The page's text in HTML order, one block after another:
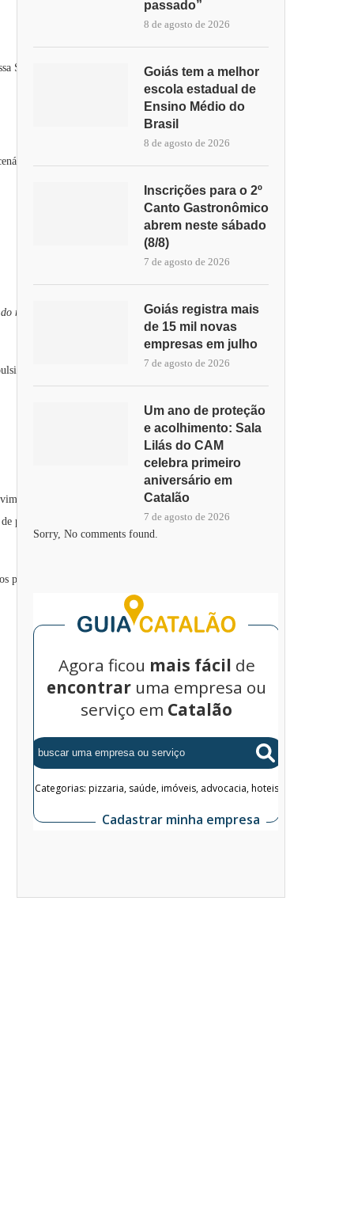
Senhora d”Abadia, tombadas pelo Instituto do Patrimônio
encantador.
município
a economia local. Durante o Carnaval de 2025, a
sustentável de Três Ranchos. Essas ações refletem o
para o desenvolvimento sustentável da cidade,
para fomentar a economia local e melhorar a qualidade de
passado”
8 de agosto de 2026
Goiás tem a melhor
escola estadual de
Ensino Médio do
Brasil
8 de agosto de 2026
Inscrições para o 2º
Canto Gastronômico
abrem neste sábado
(8/8)
7 de agosto de 2026
Goiás registra mais
de 15 mil novas
empresas em julho
7 de agosto de 2026
Um ano de proteção
e acolhimento: Sala
Lilás do CAM
celebra primeiro
aniversário em
Catalão
7 de agosto de 2026
Sorry, No comments found.